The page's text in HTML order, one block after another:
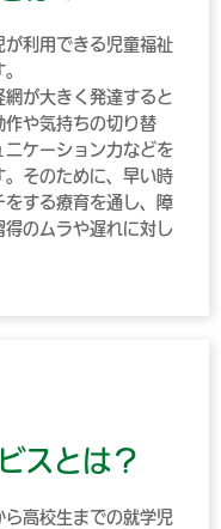
利用できる児童福祉
が大きく発達すると
作や気持ちの切り替
ニケーション力などを
そのために、早い時
する療育を通し、障
のムラや遅れに対し
スとは？
高校生までの就学児